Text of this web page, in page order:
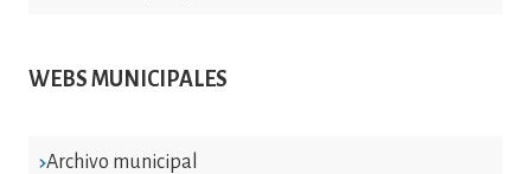
WEBS MUNICIPALES
Archivo municipal